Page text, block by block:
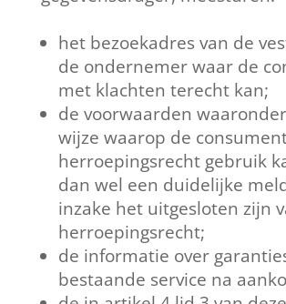
het bezoekadres van de
de ondernemer waar de
met klachten terecht kan;
de voorwaarden
wijze waarop de
herroepingsrecht gebruik
dan wel een duidelijke
inzake het uitgesloten zijn
herroepingsrecht;
de informatie over
bestaande service na